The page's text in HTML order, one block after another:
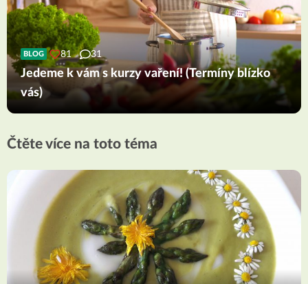
BLOG 81 31
Jedeme k vám s kurzy vaření! (Termíny blízko
vás)
Čtěte více na toto téma